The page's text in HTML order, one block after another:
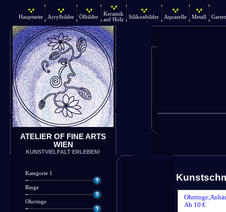
Hauptseite Acrylbilder Ölbilder
Keramik
auf Holz
Silikonbilder Aquarelle Metall
ATELIER OF FINE ARTS
WIEN
KUNSTVIELFALT ERLEBEN!
Kategorie 1
Ringe
Ohrringe
Ab 10 €